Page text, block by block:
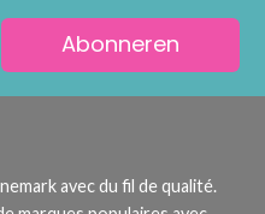
Abonneren
avec du fil de qualité.